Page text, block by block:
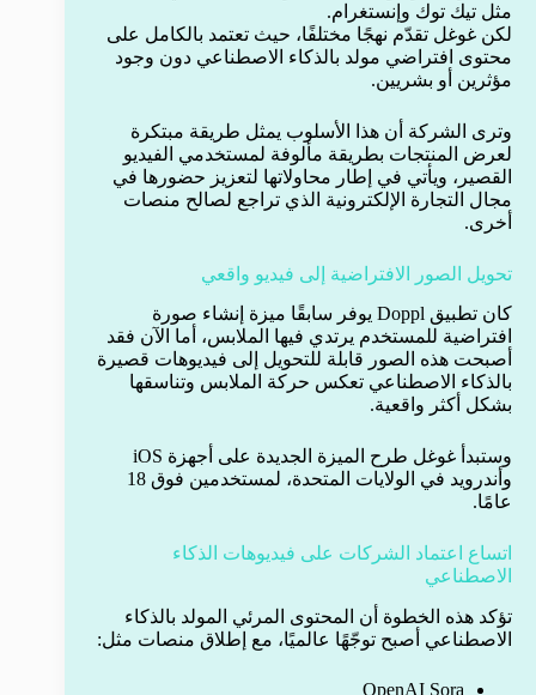
مثل تيك توك وإنستغرام.
لكن غوغل تقدّم نهجًا مختلفًا، حيث تعتمد بالكامل على
محتوى افتراضي مولد بالذكاء الاصطناعي دون وجود
مؤثرين أو بشريين.
وترى الشركة أن هذا الأسلوب يمثل طريقة مبتكرة
لعرض المنتجات بطريقة مألوفة لمستخدمي الفيديو
القصير، ويأتي في إطار محاولاتها لتعزيز حضورها في
مجال التجارة الإلكترونية الذي تراجع لصالح منصات
أخرى.
تحويل الصور الافتراضية إلى فيديو واقعي
كان تطبيق Doppl يوفر سابقًا ميزة إنشاء صورة
افتراضية للمستخدم يرتدي فيها الملابس، أما الآن فقد
أصبحت هذه الصور قابلة للتحويل إلى فيديوهات قصيرة
بالذكاء الاصطناعي تعكس حركة الملابس وتناسقها
بشكل أكثر واقعية.
وستبدأ غوغل طرح الميزة الجديدة على أجهزة iOS
وأندرويد في الولايات المتحدة، لمستخدمين فوق 18
عامًا.
اتساع اعتماد الشركات على فيديوهات الذكاء
الاصطناعي
تؤكد هذه الخطوة أن المحتوى المرئي المولد بالذكاء
الاصطناعي أصبح توجّهًا عالميًا، مع إطلاق منصات مثل:
OpenAI Sora